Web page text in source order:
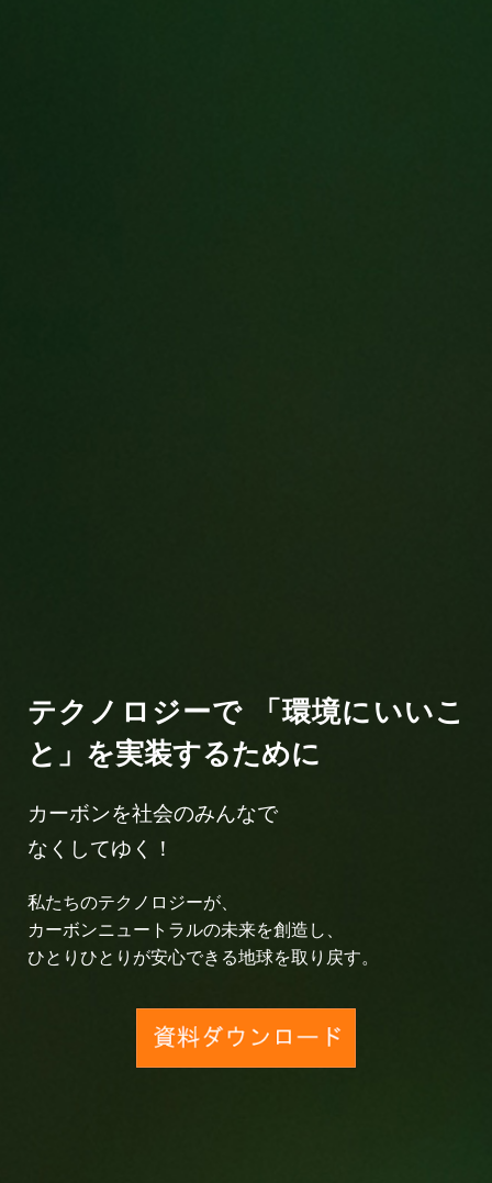
テクノロジーで 「環境にいいこ
と」を実装するために
カーボンを社会のみんなで
なくしてゆく！
私たちのテクノロジーが、
カーボンニュートラルの未来を創造し、
ひとりひとりが安心できる地球を取り戻す。